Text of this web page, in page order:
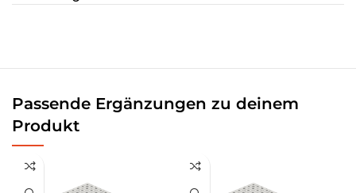
Passende Ergänzungen zu deinem
Produkt